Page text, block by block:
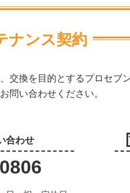
ナンス契約
交換を目的とするプロセブ
問い合わせください。
合わせ